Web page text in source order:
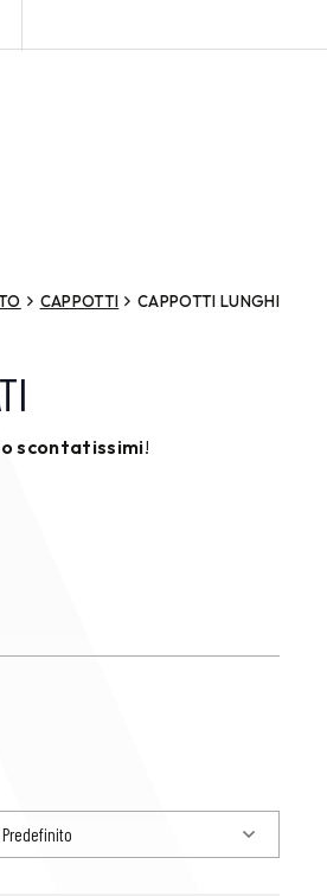
CAPPOTTI CAPPOTTI LUNGHI
scontatissimi!